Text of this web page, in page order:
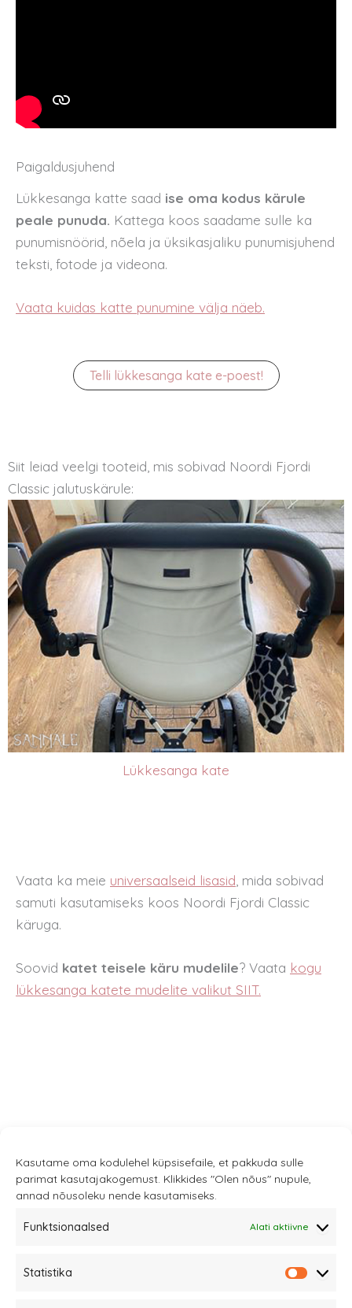
Kasutame oma kodulehel küpsisefaile, et pakkuda sulle
parimat kasutajakogemust. Klikkides "Olen nõus" nupule,
annad nõusoleku nende kasutamiseks.
Funktsionaalsed Alati aktiivne
Statistika
Paigaldusjuhend
Lükkesanga katte saad ise oma kodus kärule
peale punuda. Kattega koos saadame sulle ka
punumisnöörid, nõela ja üksikasjaliku punumisjuhend
teksti, fotode ja videona.
Vaata kuidas katte punumine välja näeb.
Telli lükkesanga kate e-poest!
Siit leiad veelgi tooteid, mis sobivad Noordi Fjordi
Classic jalutuskärule:
Lükkesanga kate
Vaata ka meie universaalseid lisasid mida sobivad
samuti kasutamiseks koos Noordi Fjordi Classic
käruga.
Soovid katet teisele käru mudelile? Vaata kogu
lükkesanga katete mudelite valikut SIIT.